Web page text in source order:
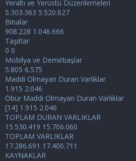
Yeraltı ve Yerüstü Düzenlemeleri
5.303.363 5.520.627
Binalar
908.228 1.046.666
Taşıtlar
0 0
Mobilya ve Demirbaşlar
5.805 6.575
Maddi Olmayan Duran Varlıklar
1.915 2.046
Öbür Maddi Olmayan Duran Varlıklar
[14] 1.915 2.046
TOPLAM DURAN VARLIKLAR
15.530.419 15.706.060
TOPLAM VARLIKLAR
17.286.691 17.406.711
KAYNAKLAR